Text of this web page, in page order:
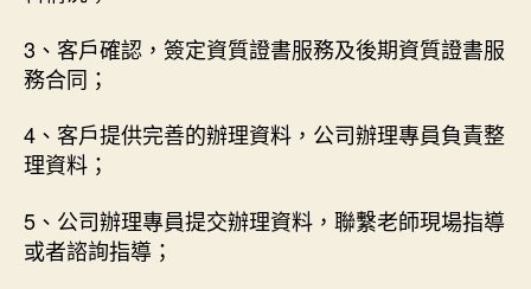
3、客戶確認，簽定資質證書服務及後期資質證書服
務合同；
4、客戶提供完善的辦理資料，公司辦理專員負責整
理資料；
5、公司辦理專員提交辦理資料，聯繫老師現場指導
或者諮詢指導；